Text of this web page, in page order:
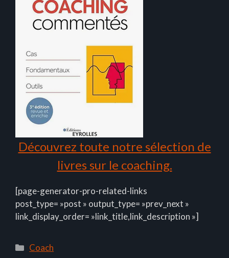
Découvrez toute notre sélection de
livres sur le coaching.
[page-generator-pro-related-links
post_type= »post » output_type= »prev_next »
link_display_order= »link_title,link_description »]
Catégories
Coach